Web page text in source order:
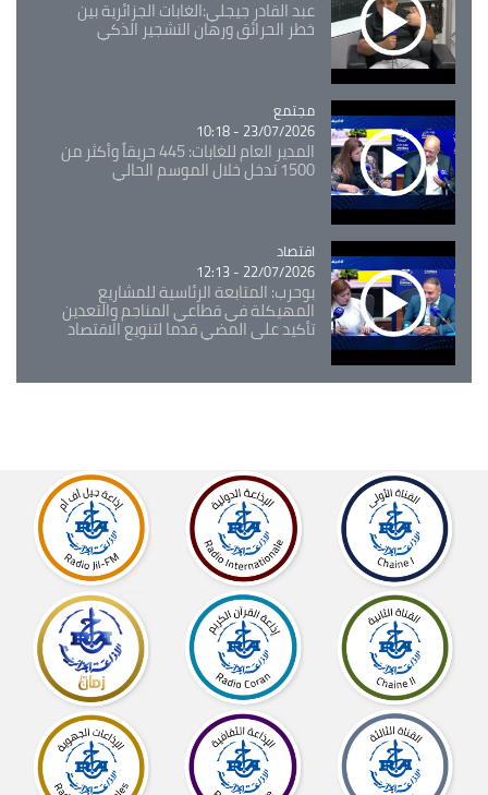
عبد القادر جيجلي:الغابات الجزائرية بين
خطر الحرائق ورهان التشجير الذكي
Catégorie
مجتمع
23/07/2026 - 10:18
المدير العام للغابات: 445 حريقاً وأكثر من
1500 تدخل خلال الموسم الحالي
Catégorie
اقتصاد
22/07/2026 - 12:13
بوحرب: المتابعة الرئاسية للمشاريع
المهيكلة في قطاعي المناجم والتعدين
تأكيد على المضي قدما لتنويع الاقتصاد